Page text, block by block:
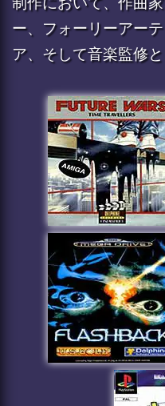
ー、フォーリーアー
ア、そして音楽監修